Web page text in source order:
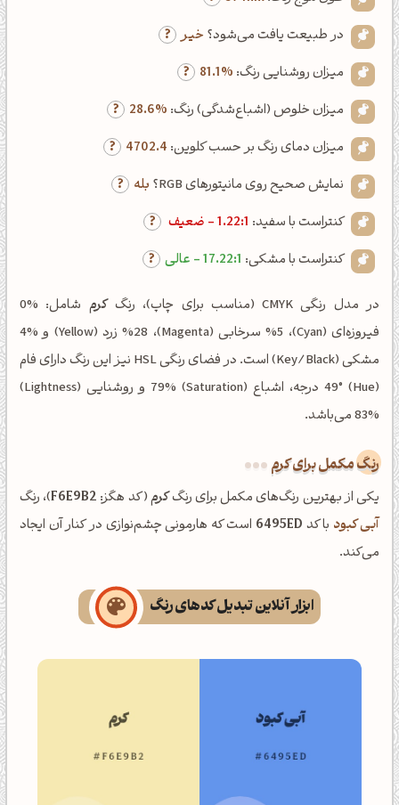
در طبیعت یافت می‌شود؟ خیر
میزان روشنایی رنگ: 81.1%
میزان خلوص (اشباع‌شدگی) رنگ: 28.6%
میزان دمای رنگ بر حسب کلوین: 4702.4
نمایش صحیح روی مانیتورهای RGB؟
بله
کنتراست با سفید: 1.22:1 - ضعیف
کنتراست با مشکی: 17.22:1 - عالی
در مدل رنگی CMYK (مناسب برای چاپ)، رنگ کرم
شامل: %0
فیروزه‌ای (Cyan)، %5 سرخابی (Magenta)، %28 زرد (Yellow) و %4
مشکی (Key/Black) است. در فضای رنگی HSL نیز این رنگ دارای فام
(Hue) 49° درجه، اشباع (Saturation) 79% و روشنایی (Lightness)
83% می‌باشد.
رنگ مکمل برای کرم
یکی از بهترین رنگ‌های مکمل برای رنگکرم(کد هگز: F6E9B2)، رنگ
آبی کبود با کد 6495ED است که هارمونی چشم‌نوازی در کنار آن ایجاد
می‌کند.
ابزار آنلاین تبدیل کدهای رنگ